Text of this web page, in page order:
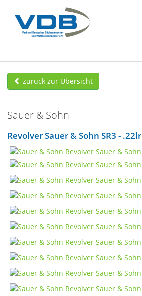
zurück zur Übersicht
Sauer & Sohn
Revolver Sauer & Sohn SR3 - .22lr